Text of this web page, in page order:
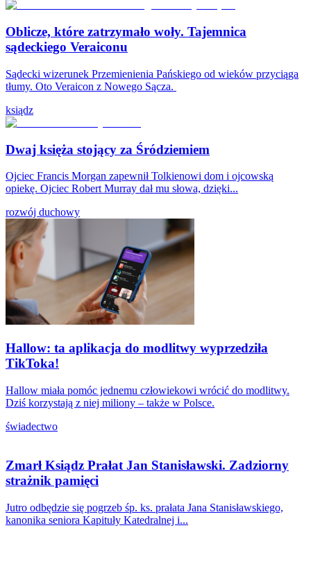
Oblicze, które zatrzymało woły. Tajemnica
sądeckiego Veraiconu
Sądecki wizerunek Przemienienia Pańskiego od wieków przyciąga
tłumy. Oto Veraicon z Nowego Sącza.
ksiądz
Dwaj księża stojący za Śródziemiem
Ojciec Francis Morgan zapewnił Tolkienowi dom i ojcowską
opiekę. Ojciec Robert Murray dał mu słowa, dzięki...
rozwój duchowy
Hallow: ta aplikacja do modlitwy wyprzedziła
TikToka!
Hallow miała pomóc jednemu człowiekowi wrócić do modlitwy.
Dziś korzystają z niej miliony – także w Polsce.
świadectwo
Zmarł Ksiądz Prałat Jan Stanisławski. Zadziorny
strażnik pamięci
Jutro odbędzie się pogrzeb śp. ks. prałata Jana Stanisławskiego,
kanonika seniora Kapituły Katedralnej i...